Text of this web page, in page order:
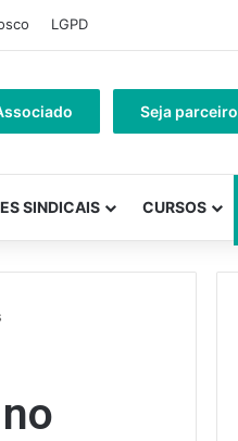
LGPD
Seja parceiro
SINDICAIS CURSOS